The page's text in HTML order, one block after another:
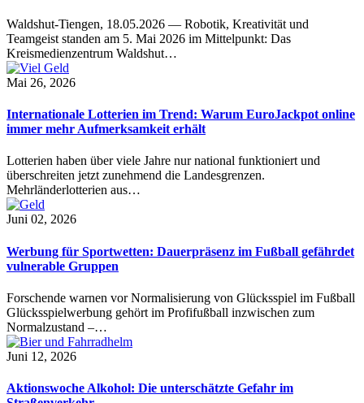
Waldshut-Tiengen, 18.05.2026 — Robotik, Kreativität und
Teamgeist standen am 5. Mai 2026 im Mittelpunkt: Das
Kreismedienzentrum Waldshut…
Mai 26, 2026
Internationale Lotterien im Trend: Warum EuroJackpot online
immer mehr Aufmerksamkeit erhält
Lotterien haben über viele Jahre nur national funktioniert und
überschreiten jetzt zunehmend die Landesgrenzen.
Mehrländerlotterien aus…
Juni 02, 2026
Werbung für Sportwetten: Dauerpräsenz im Fußball gefährdet
vulnerable Gruppen
Forschende warnen vor Normalisierung von Glücksspiel im Fußball
Glücksspielwerbung gehört im Profifußball inzwischen zum
Normalzustand –…
Juni 12, 2026
Aktionswoche Alkohol: Die unterschätzte Gefahr im